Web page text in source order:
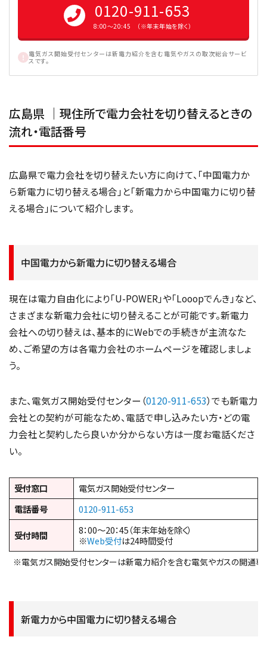
0120-911-653
8:00〜20:45 （※年末年始を除く）
電気ガス開始受付センターは新電力紹介を含む電気やガスの取次総合サービ
スです。
広島県 ｜現住所で電力会社を切り替えるときの
流れ・電話番号
広島県で電力会社を切り替えたい方に向けて、「中国電力か
ら新電力に切り替える場合」と「新電力から中国電力に切り替
える場合」について紹介します。
中国電力から新電力に切り替える場合
現在は電力自由化により「U-POWER」や「Looopでんき」など、
さまざまな新電力会社に切り替えることが可能です。新電力
会社への切り替えは、基本的にWebでの手続きが主流なた
め、ご希望の方は各電力会社のホームページを確認しましょ
う。
また、電気ガス開始受付センター（0120-911-653）でも新電力
会社との契約が可能なため、電話で申し込みたい方・どの電
力会社と契約したら良いか分からない方は一度お電話くださ
い。
受付窓口
電気ガス開始受付センター
電話番号
0120-911-653
受付時間
8：00～20：45（年末年始を除く）
※Web受付は24時間受付
※電気ガス開始受付センターは新電力紹介を含む電気やガスの開通専
新電力から中国電力に切り替える場合